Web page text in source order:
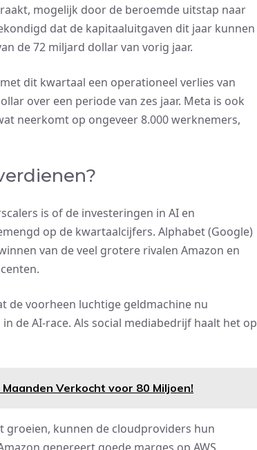
mogelijk door de beroemde uitstap naar
dat de kapitaaluitgaven dit jaar kunnen
de 72 miljard dollar van vorig jaar.
dit kwartaal een operationeel verlies van
over een periode van zes jaar. Meta is ook
neerkomt op ongeveer 8.000 werknemers,
is of de investeringen in AI en
op de kwartaalcijfers. Alphabet (Google)
van de veel grotere rivalen Amazon en
de voorheen luchtige geldmachine nu
de AI-race. Als social mediabedrijf haalt het op
Verkocht voor 80 Miljoen!
groeien, kunnen de cloudproviders hun